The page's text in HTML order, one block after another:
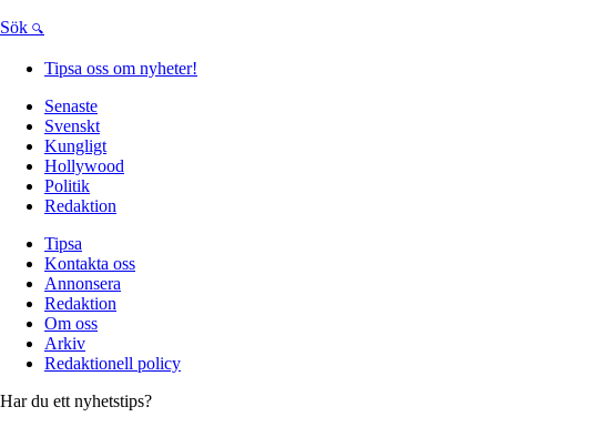
Sök
Tipsa oss om nyheter!
Senaste
Svenskt
Kungligt
Hollywood
Politik
Redaktion
Tipsa
Kontakta oss
Annonsera
Redaktion
Om oss
Arkiv
Redaktionell policy
Har du ett nyhetstips?